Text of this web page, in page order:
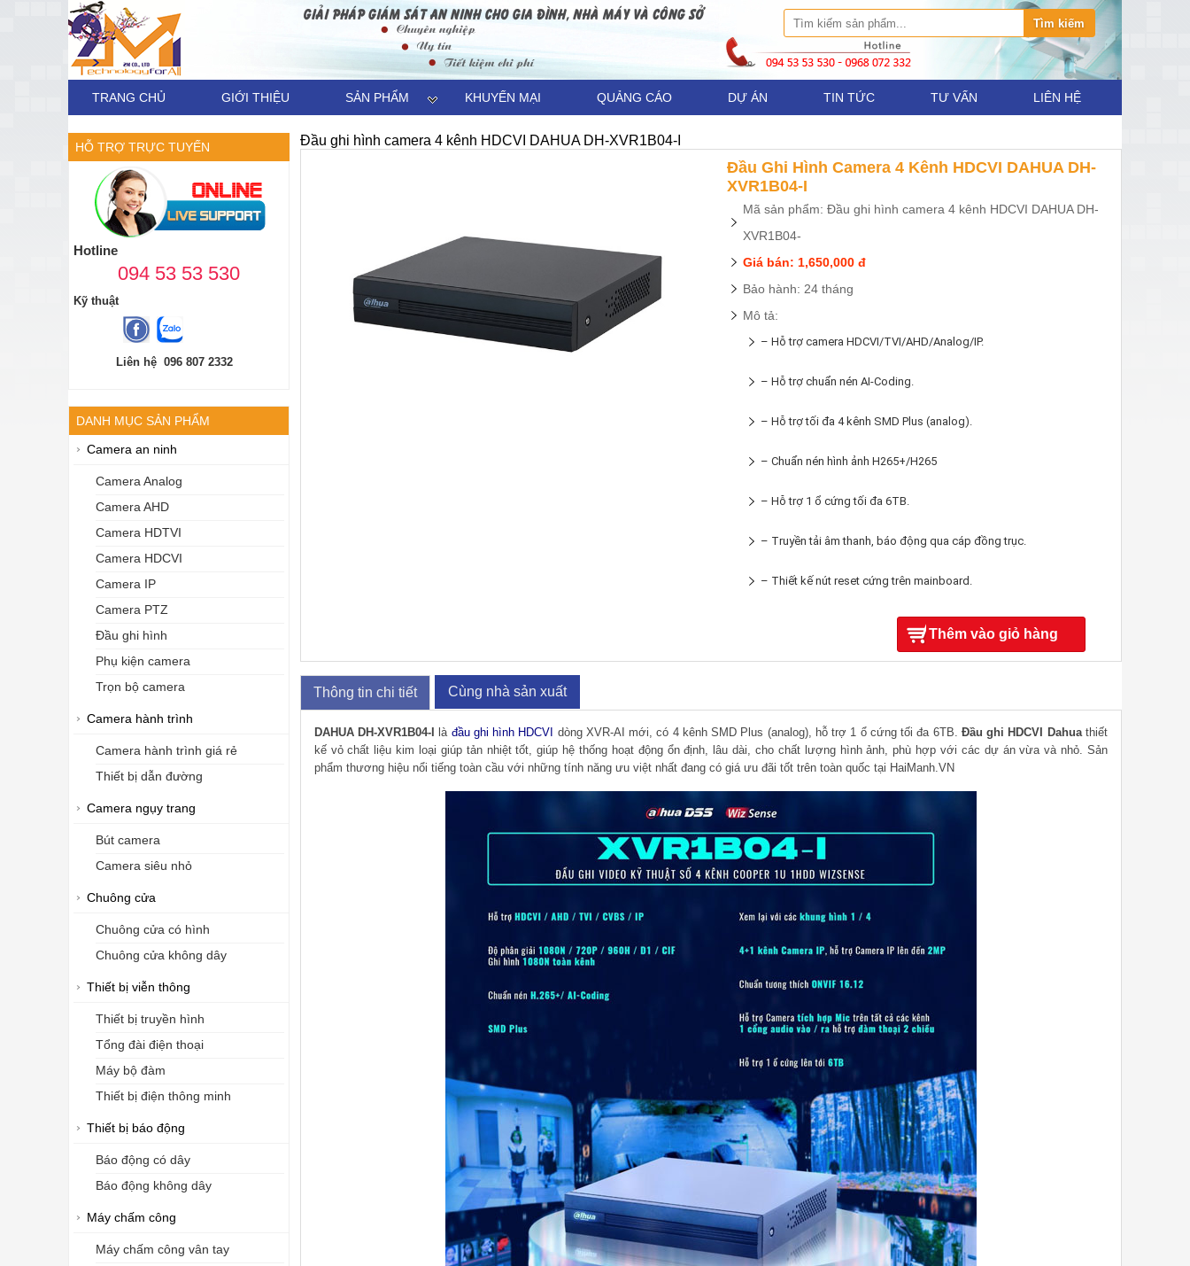
TRANG CHỦ GIỚI THIỆU SẢN PHẨM KHUYẾN MẠI QUẢNG CÁO DỰ ÁN TIN TỨC TƯ VẤN LIÊN HỆ
HỖ TRỢ TRỰC TUYẾN
Hotline
094 53 53 530
Kỹ thuật
Liên hệ 096 807 2332
DANH MỤC SẢN PHẨM
Camera an ninh
Camera Analog
Camera AHD
Camera HDTVI
Camera HDCVI
Camera IP
Camera PTZ
Đầu ghi hình
Phụ kiện camera
Trọn bộ camera
Camera hành trình
Camera hành trình giá rẻ
Thiết bị dẫn đường
Camera ngụy trang
Bút camera
Camera siêu nhỏ
Chuông cửa
Chuông cửa có hình
Chuông cửa không dây
Thiết bị viễn thông
Thiết bị truyền hình
Tổng đài điện thoại
Máy bộ đàm
Thiết bị điện thông minh
Thiết bị báo động
Báo động có dây
Báo động không dây
Máy chấm công
Máy chấm công vân tay
Đầu ghi hình camera 4 kênh HDCVI DAHUA DH-XVR1B04-I
Đầu Ghi Hình Camera 4 Kênh HDCVI DAHUA DH-
XVR1B04-I
Mã sản phẩm: Đầu ghi hình camera 4 kênh HDCVI DAHUA DH-
XVR1B04-
Giá bán: 1,650,000 đ
Bảo hành: 24 tháng
Mô tả:
– Hỗ trợ camera HDCVI/TVI/AHD/Analog/IP.
– Hỗ trợ chuẩn nén AI-Coding.
– Hỗ trợ tối đa 4 kênh SMD Plus (analog).
– Chuẩn nén hình ảnh H265+/H265
– Hỗ trợ 1 ổ cứng tối đa 6TB.
– Truyền tải âm thanh, báo động qua cáp đồng trục.
– Thiết kế nút reset cứng trên mainboard.
Thêm vào giỏ hàng
Thông tin chi tiết Cùng nhà sản xuất
DAHUA DH-XVR1B04-I là đầu ghi hình HDCVI dòng XVR-AI mới, có 4 kênh SMD Plus (analog), hỗ trợ 1 ổ cứng tối đa 6TB. Đầu ghi HDCVI Dahuathiết
kế vỏ chất liệu kim loại giúp tản nhiệt tốt, giúp hệ thống hoạt động ổn định, lâu dài, cho chất lượng hình ảnh, phù hợp với các dự án vừa và nhỏ. Sản
phẩm thương hiệu nổi tiếng toàn cầu với những tính năng ưu việt nhất đang có giá ưu đãi tốt trên toàn quốc tại HaiManh.VN